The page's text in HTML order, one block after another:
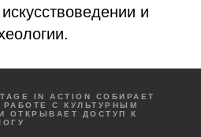
и
IN ACTION СОБИРАЕТ
С КУЛЬТУРНЫМ
ОТКРЫВАЕТ ДОСТУП К